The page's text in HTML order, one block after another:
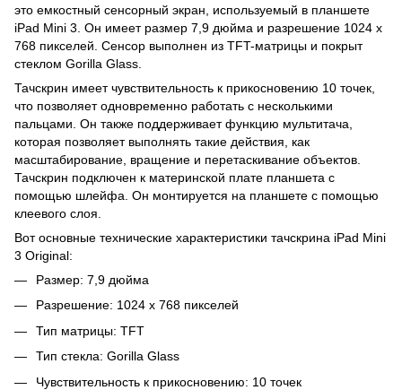
это емкостный сенсорный экран, используемый в планшете
iPad Mini 3. Он имеет размер 7,9 дюйма и разрешение 1024 x
768 пикселей. Сенсор выполнен из TFT-матрицы и покрыт
стеклом Gorilla Glass.
Тачскрин имеет чувствительность к прикосновению 10 точек,
что позволяет одновременно работать с несколькими
пальцами. Он также поддерживает функцию мультитача,
которая позволяет выполнять такие действия, как
масштабирование, вращение и перетаскивание объектов.
Тачскрин подключен к материнской плате планшета с
помощью шлейфа. Он монтируется на планшете с помощью
клеевого слоя.
Вот основные технические характеристики тачскрина iPad Mini
3 Original:
Размер: 7,9 дюйма
Разрешение: 1024 x 768 пикселей
Тип матрицы: TFT
Тип стекла: Gorilla Glass
Чувствительность к прикосновению: 10 точек